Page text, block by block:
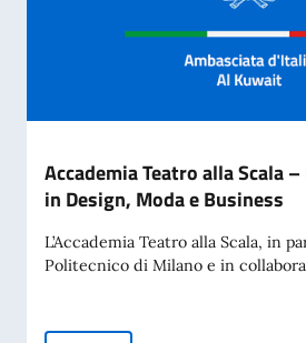
Accademia Teatro alla Scala
in Design, Moda e Business
L’Accademia Teatro alla Scala, in
Politecnico di Milano e in